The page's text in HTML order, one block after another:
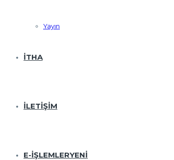
Yayın
İTHA
İLETIŞIM
E-İŞLEMLERYENI